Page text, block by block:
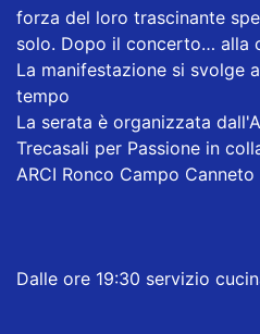
forza del loro trascinante
solo. Dopo il concerto… alla
La manifestazione si svolge
tempo
La serata è organizzata
Trecasali per Passione in
ARCI Ronco Campo Canneto
Dalle ore 19:30 servizio